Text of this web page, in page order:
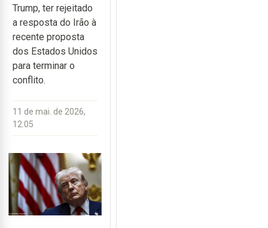
Trump, ter rejeitado
a resposta do Irão à
recente proposta
dos Estados Unidos
para terminar o
conflito.
11 de mai. de 2026,
12:05